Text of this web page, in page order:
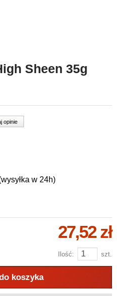
Sheen 35g
opinie
w 24h)
27,52 zł
Ilość: szt.
koszyka